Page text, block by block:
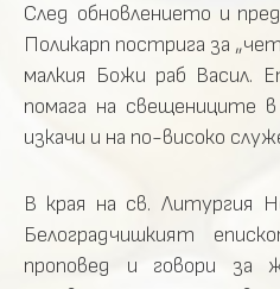
След обновлението и
Поликарп пострига за
малкия Божи раб Васил.
помага на свещениците
изкачи и на по-високо
В края на св. Литургия
Белоградчишкият
проповед и говори за